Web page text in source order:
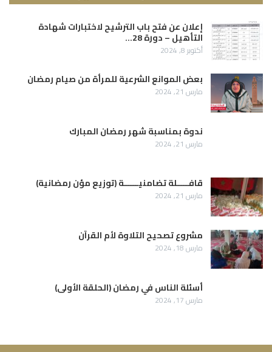
إعلان عن فتح باب الترشيح لاختبارات شهادة
التأهيل – دورة 28…
أكتوبر 8, 2024
بعض الموانع الشرعية للمرأة من صيام رمضان
مارس 21, 2024
ندوة بمناسبة شهر رمضان المبارك
مارس 21, 2024
قافـــــلة تضامنيــــــة (توزيع مؤن رمضانية)
مارس 21, 2024
مشروع تصحيح التلاوة لأم القرآن
مارس 18, 2024
أسئلة الناس في رمضان (الحلقة الأولى)
مارس 17, 2024